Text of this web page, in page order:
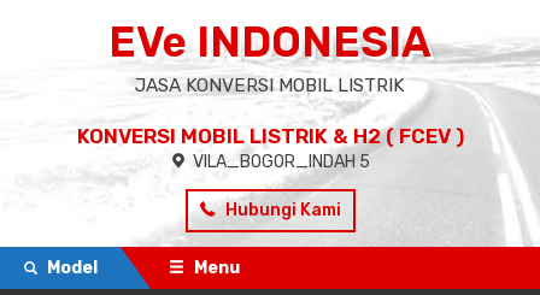
EVe INDONESIA
JASA KONVERSI MOBIL LISTRIK
KONVERSI MOBIL LISTRIK & H2 ( FCEV )
VILA_BOGOR_INDAH 5
Hubungi Kami
Model Menu